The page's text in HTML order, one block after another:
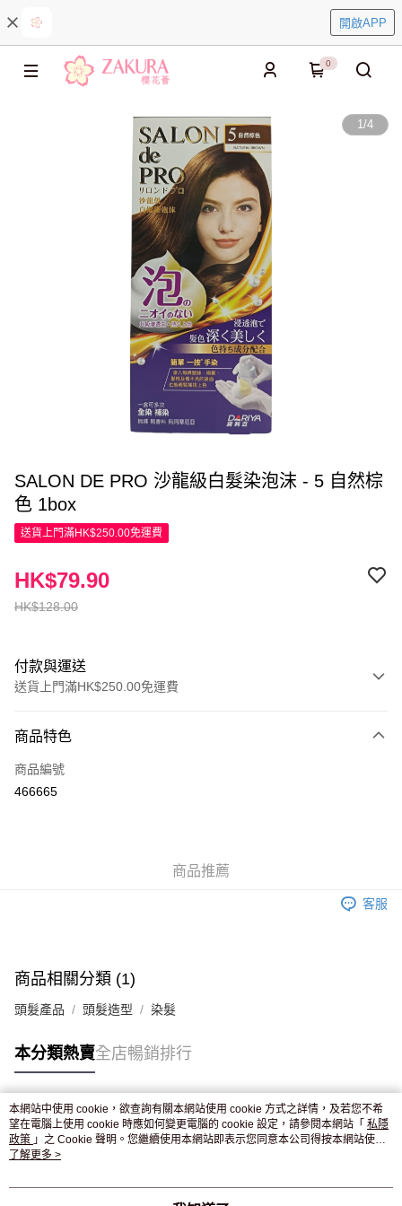
開啟APP
0
1/4
SALON DE PRO 沙龍級白髮染泡沫 - 5 自然棕
色 1box
送貨上門滿HK$250.00免運費
HK$128.00
HK$79.90
付款與運送
送貨上門滿HK$250.00免運費
信用卡
Apple Pay
商品特色
商品編號
466665
商品推薦
客服
商品相關分類 (1)
頭髮產品 頭髮造型 染髮
本分類熱賣全店暢銷排行
熱門標籤
熱銷排行
本網站中使用 cookie，欲查詢有關本網站使用 cookie 方式之詳情，及若您不希
望在電腦上使用 cookie 時應如何變更電腦的 cookie 設定，請參閱本網站「 私隱
政策 」之 Cookie 聲明。您繼續使用本網站即表示您同意本公司得按本網站使用
條款之 Cookie 聲明使用 cookie。
了解更多 >